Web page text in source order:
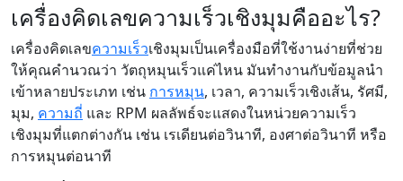
เครื่องคิดเลขความเร็วเชิงมุมคืออะไร?
เครื่องคิดเลขความเร็วเชิงมุมเป็นเครื่องมือที่ใช้งานง่ายที่ช่วย
ให้คุณคำนวณว่า วัตถุหมุนเร็วแค่ไหน มันทำงานกับข้อมูลนำ
เข้าหลายประเภท เช่น การหมุน, เวลา, ความเร็วเชิงเส้น, รัศมี,
มุม, ความถี่ และ RPM ผลลัพธ์จะแสดงในหน่วยความเร็ว
เชิงมุมที่แตกต่างกัน เช่น เรเดียนต่อวินาที, องศาต่อวินาที หรือ
การหมุนต่อนาที